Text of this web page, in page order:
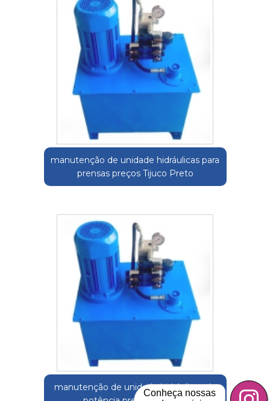
manutenção de unidade hidráulicas para
prensas preços Tijuco Preto
manutenção de unidade hidráulicas de
Conheça nossas